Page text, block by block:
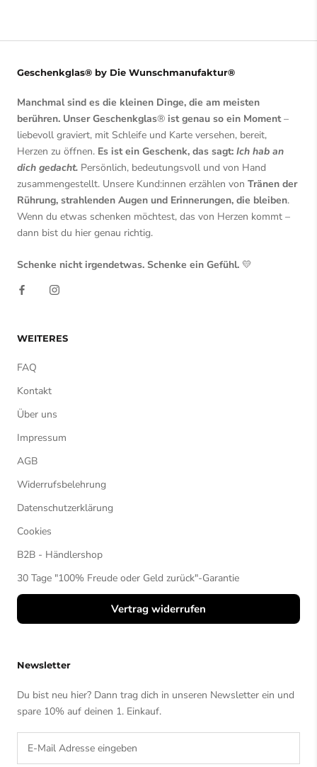
Geschenkglas® by Die Wunschmanufaktur®
Manchmal sind es die kleinen Dinge, die am meisten
berühren. Unser Geschenkglas® ist genau so ein Moment–
liebevoll graviert, mit Schleife und Karte versehen, bereit,
Herzen zu öffnen. Es ist ein Geschenk, das sagt: Ich hab an
dich gedacht. Persönlich, bedeutungsvoll und von Hand
zusammengestellt. Unsere Kund:innen erzählen von Tränen der
Rührung, strahlenden Augen und Erinnerungen, die bleiben.
Wenn du etwas schenken möchtest, das von Herzen kommt –
dann bist du hier genau richtig.
Schenke nicht irgendetwas. Schenke ein Gefühl. 💛
WEITERES
FAQ
Kontakt
Über uns
Impressum
AGB
Widerrufsbelehrung
Datenschutzerklärung
Cookies
B2B - Händlershop
30 Tage "100% Freude oder Geld zurück"-Garantie
Vertrag widerrufen
Newsletter
Du bist neu hier? Dann trag dich in unseren Newsletter ein und
spare 10% auf deinen 1. Einkauf.